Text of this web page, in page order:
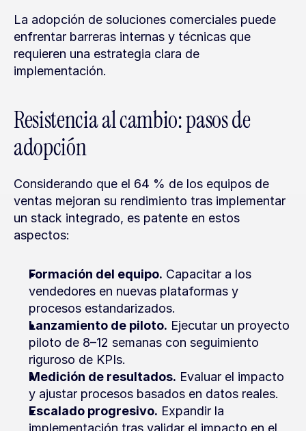
La adopción de soluciones comerciales puede
enfrentar barreras internas y técnicas que
requieren una estrategia clara de
implementación.
Resistencia al cambio: pasos de
adopción
Considerando que el 64 % de los equipos de
ventas mejoran su rendimiento tras implementar
un stack integrado, es patente en estos
aspectos:
Formación del equipo. Capacitar a los
vendedores en nuevas plataformas y
procesos estandarizados.
Lanzamiento de piloto. Ejecutar un proyecto
piloto de 8–12 semanas con seguimiento
riguroso de KPIs.
Medición de resultados. Evaluar el impacto
y ajustar procesos basados en datos reales.
Escalado progresivo. Expandir la
implementación tras validar el impacto en el